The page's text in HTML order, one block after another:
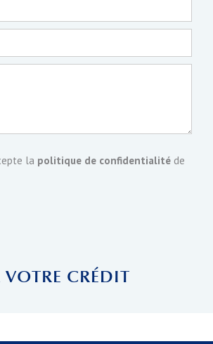
la politique de confidentialité de
CRÉDIT